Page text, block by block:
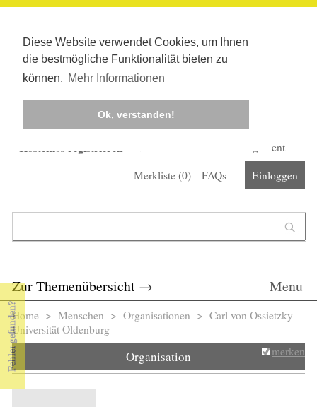
Diese Website verwendet Cookies, um Ihnen
die bestmögliche Funktionalität bieten zu
können. Mehr Informationen
Ok, verstanden!
Kostenlos registrieren
Corona-Management
Merkliste (0) FAQs Einloggen
Zur Themenübersicht → Menu
Sie sind hier
Home > Menschen > Organisationen > Carl von Ossietzky
Universität Oldenburg
Organisation merken